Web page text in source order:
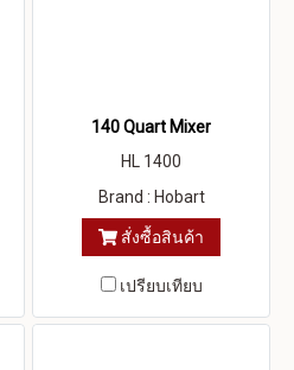
140 Quart Mixer
HL 1400
Brand : Hobart
สั่งซื้อสินค้า
เปรียบเทียบ